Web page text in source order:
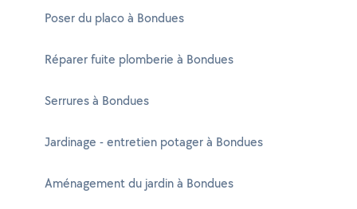
Poser du placo à Bondues
Réparer fuite plomberie à Bondues
Serrures à Bondues
Jardinage - entretien potager à Bondues
Aménagement du jardin à Bondues